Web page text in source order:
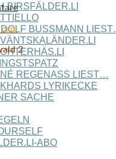
BIRSFÄLDER.LI
BUSS­MANN
REGEN­ASS LIEST…
LYRIK­ECKE
SACHE
ABO
2